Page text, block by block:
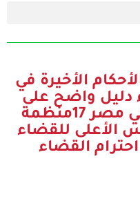
الأخيرة في
دليل واضح على
انهيار نظام العدالة في مصر 17منظمة
الأعلى للقضاء
القضاء